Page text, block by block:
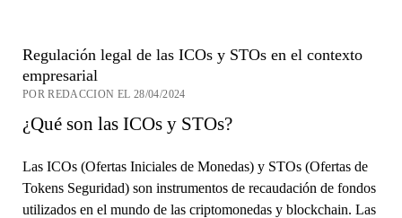
Regulación legal de las ICOs y STOs en el contexto
empresarial
POR REDACCION EL 28/04/2024
¿Qué son las ICOs y STOs?
Las ICOs (Ofertas Iniciales de Monedas) y STOs (Ofertas de
Tokens Seguridad) son instrumentos de recaudación de fondos
utilizados en el mundo de las criptomonedas y blockchain. Las